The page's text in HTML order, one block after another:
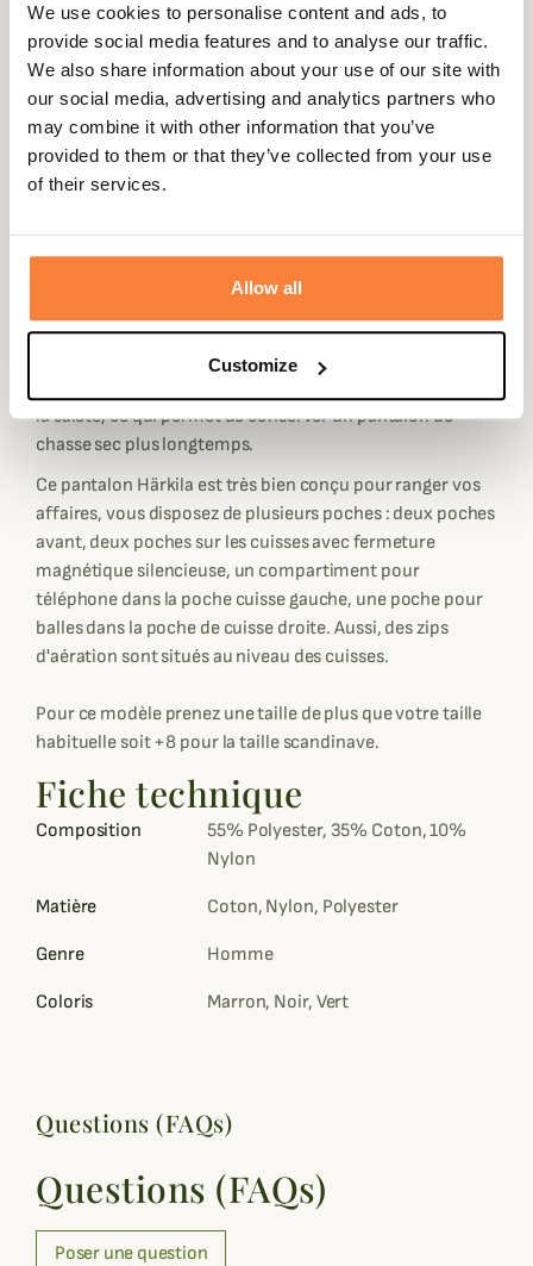
We use cookies to personalise content and ads, to
provide social media features and to analyse our traffic.
We also share information about your use of our site with
our social media, advertising and analytics partners who
may combine it with other information that you’ve
provided to them or that they’ve collected from your use
of their services.
Allow all
Customize
vos activités de plein air, y compris la chasse tout au long
de l'année.
Ce pantalon technique pour homme en polyester, nylon
et coton stretch est conçu avec toutes les
caractéristiques et fonctionnalités nécessaires à la
chasse active, pour en faire un pantalon résistant et
pantalon de chasse Härkila. La toile polyester est
renforcée sur le bas du devant des jambes et à l'arrière au
niveau de l'assise pour la durabilité. L'ensemble du
la saleté, ce qui permet de conserver un pantalon de
chasse sec plus longtemps.
Ce pantalon Härkila est très bien conçu pour ranger vos
affaires, vous disposez de plusieurs poches : deux poches
avant, deux poches sur les cuisses avec fermeture
magnétique silencieuse, un compartiment pour
téléphone dans la poche cuisse gauche, une poche pour
balles dans la poche de cuisse droite. Aussi, des zips
d'aération sont situés au niveau des cuisses.
Pour ce modèle prenez une taille de plus que votre taille
habituelle soit +8 pour la taille scandinave.
Fiche technique
Composition
55% Polyester, 35% Coton, 10%
Nylon
Matière Coton, Nylon, Polyester
Genre Homme
Coloris Marron, Noir, Vert
Questions (FAQs)
Questions (FAQs)
Poser une question